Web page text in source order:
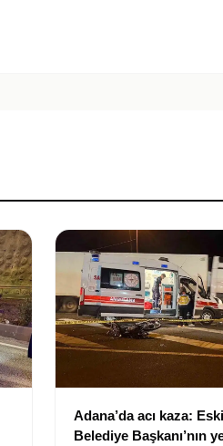
Adana’da acı kaza:
Belediye Başkanı’nın